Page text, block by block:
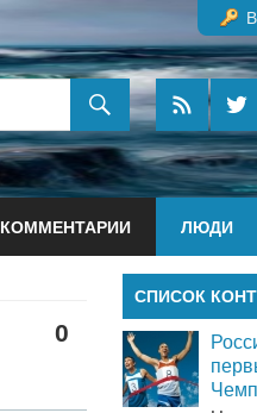
КОММЕНТАРИИ ЛЮДИ
0
СПИСОК